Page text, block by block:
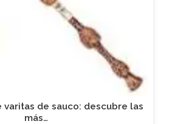
varitas de sauco: descubre las
más…